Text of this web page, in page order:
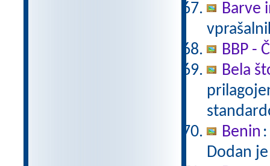
Barve
BBP -
Bela
Benin
Dodan